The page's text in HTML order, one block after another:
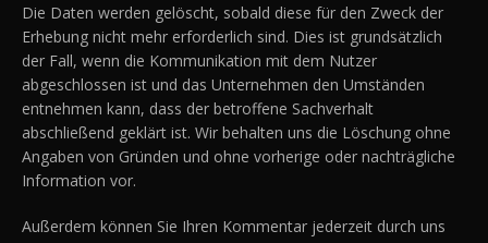
Die Daten werden gelöscht, sobald diese für den Zweck der
Erhebung nicht mehr erforderlich sind. Dies ist grundsätzlich
der Fall, wenn die Kommunikation mit dem Nutzer
abgeschlossen ist und das Unternehmen den Umständen
entnehmen kann, dass der betroffene Sachverhalt
abschließend geklärt ist. Wir behalten uns die Löschung ohne
Angaben von Gründen und ohne vorherige oder nachträgliche
Information vor.
Außerdem können Sie Ihren Kommentar jederzeit durch uns